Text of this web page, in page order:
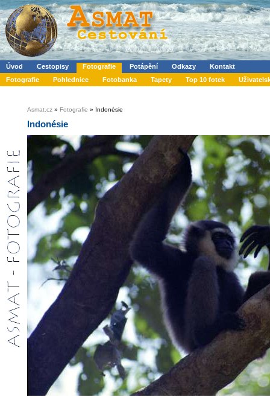
Úvod Cestopisy Fotografie Potápění Odkazy
Kontakt
Fotografie
Pohlednice Fotobanka Tapety Top 10 fotek
Asmat.cz » Fotografie » Indonésie
Indonésie